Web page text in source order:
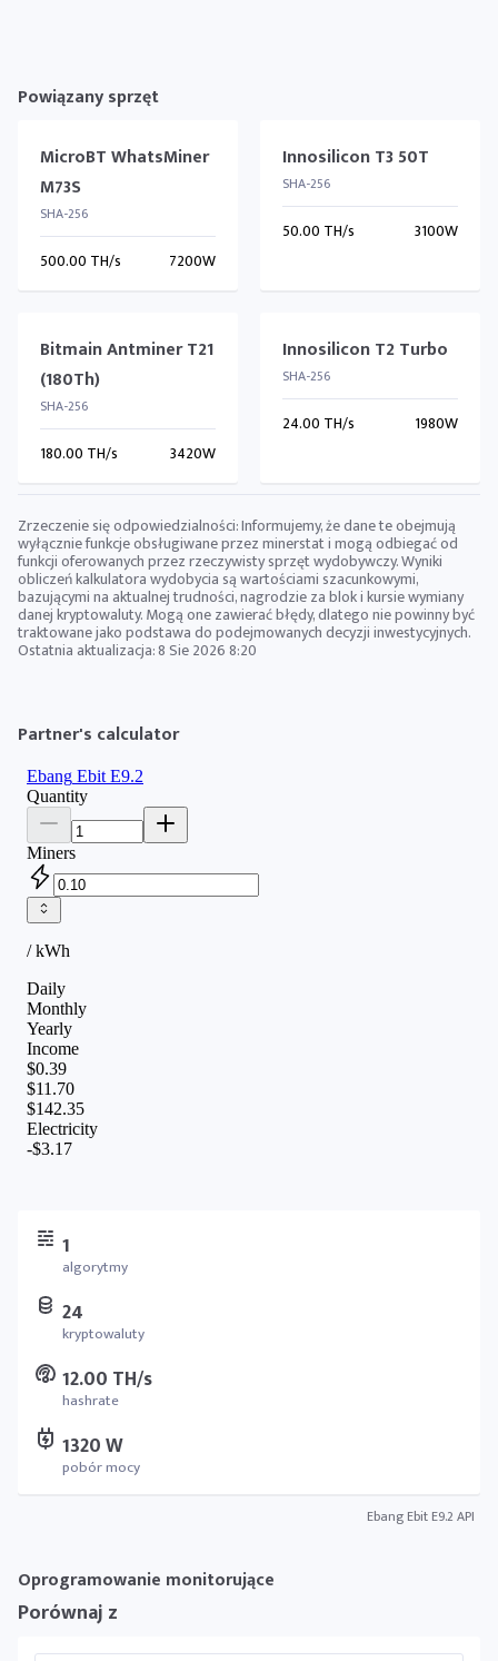
1
algorytmy
24
kryptowaluty
12.00 TH/s
hashrate
1320 W
pobór mocy
Ebang Ebit E9.2 API
Oprogramowanie monitorujące
Porównaj z
Powiązany sprzęt
MicroBT WhatsMiner
M73S
SHA-256
500.00 TH/s 7200W
Innosilicon T3 50T
SHA-256
50.00 TH/s 3100W
Bitmain Antminer T21
(180Th)
SHA-256
180.00 TH/s 3420W
Innosilicon T2 Turbo
SHA-256
24.00 TH/s 1980W
Zrzeczenie się odpowiedzialności: Informujemy, że dane te obejmują
wyłącznie funkcje obsługiwane przez minerstat i mogą odbiegać od
funkcji oferowanych przez rzeczywisty sprzęt wydobywczy. Wyniki
obliczeń kalkulatora wydobycia są wartościami szacunkowymi,
bazującymi na aktualnej trudności, nagrodzie za blok i kursie wymiany
danej kryptowaluty. Mogą one zawierać błędy, dlatego nie powinny być
traktowane jako podstawa do podejmowanych decyzji inwestycyjnych.
Ostatnia aktualizacja:8 Sie 2026 8:20
Partner's calculator